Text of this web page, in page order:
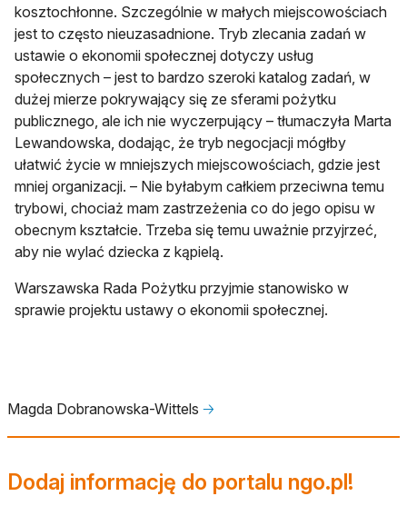
kosztochłonne. Szczególnie w małych miejscowościach
jest to często nieuzasadnione. Tryb zlecania zadań w
ustawie o ekonomii społecznej dotyczy usług
społecznych – jest to bardzo szeroki katalog zadań, w
dużej mierze pokrywający się ze sferami pożytku
publicznego, ale ich nie wyczerpujący – tłumaczyła Marta
Lewandowska, dodając, że tryb negocjacji mógłby
ułatwić życie w mniejszych miejscowościach, gdzie jest
mniej organizacji. – Nie byłabym całkiem przeciwna temu
trybowi, chociaż mam zastrzeżenia co do jego opisu w
obecnym kształcie. Trzeba się temu uważnie przyjrzeć,
aby nie wylać dziecka z kąpielą.
Warszawska Rada Pożytku przyjmie stanowisko w
sprawie projektu ustawy o ekonomii społecznej.
Magda Dobranowska-Wittels 🡢
Dodaj informację do portalu ngo.pl!